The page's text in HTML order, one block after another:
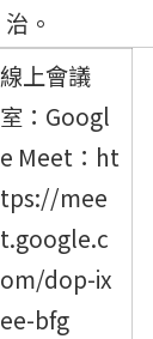
治。
線上會議
室：Googl
e Meet：ht
tps://mee
t.google.c
om/dop-ix
ee-bfg